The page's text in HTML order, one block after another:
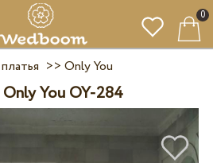
0
>> Only You
You OY-284